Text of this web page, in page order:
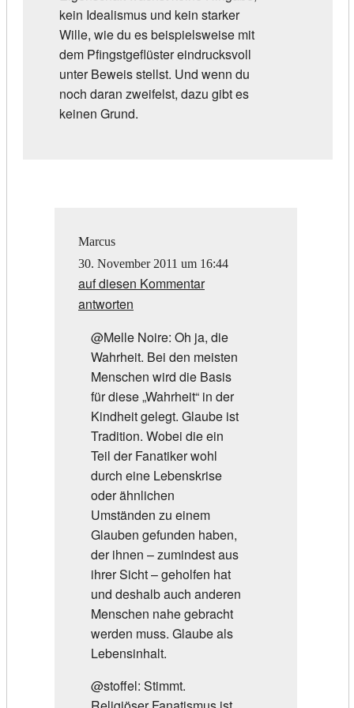
kein Idealismus und kein starker
Wille, wie du es beispielsweise mit
dem Pfingstgeflüster eindrucksvoll
unter Beweis stellst. Und wenn du
noch daran zweifelst, dazu gibt es
keinen Grund.
Marcus
30. November 2011 um 16:44
auf diesen Kommentar
antworten
@Melle Noire: Oh ja, die
Wahrheit. Bei den meisten
Menschen wird die Basis
für diese „Wahrheit“ in der
Kindheit gelegt. Glaube ist
Tradition. Wobei die ein
Teil der Fanatiker wohl
durch eine Lebenskrise
oder ähnlichen
Umständen zu einem
Glauben gefunden haben,
der ihnen – zumindest aus
ihrer Sicht – geholfen hat
und deshalb auch anderen
Menschen nahe gebracht
werden muss. Glaube als
Lebensinhalt.
@stoffel: Stimmt.